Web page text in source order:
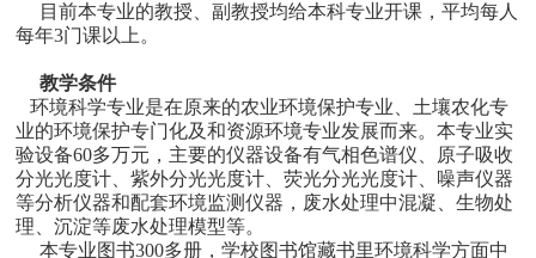
目前本专业的教授、副教授均给本科专业开课，平均每人
每年3门课以上。
教学条件
环境科学专业是在原来的农业环境保护专业、土壤农化专
业的环境保护专门化及和资源环境专业发展而来。本专业实
验设备60多万元，主要的仪器设备有气相色谱仪、原子吸收
分光光度计、紫外分光光度计、荧光分光光度计、噪声仪器
等分析仪器和配套环境监测仪器，废水处理中混凝、生物处
理、沉淀等废水处理模型等。
本专业图书300多册，学校图书馆藏书里环境科学方面中